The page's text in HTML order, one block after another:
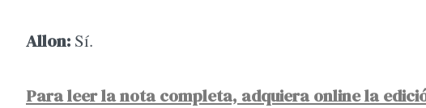
Allon: Sí.
Para leer la nota completa, adquiera online la